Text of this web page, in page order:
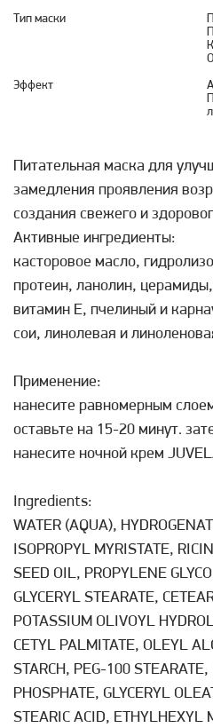
Тип маски
Эффект
Питательная маска для
замедления проявления
создания свежего и
Активные ингредиенты:
касторовое масло,
протеин, ланолин,
витамин Е, пчелиный и
сои, линолевая и
Применение:
нанесите равномерным
оставьте на 15-20 минут.
нанесите ночной крем
Ingredients:
WATER (AQUA),
ISOPROPYL MYRISTATE,
SEED OIL, PROPYLENE
GLYCERYL STEARATE,
POTASSIUM OLIVOYL
CETYL PALMITATE, OLEYL
STARCH, PEG-100
PHOSPHATE, GLYCERYL
STEARIC ACID, ETHYLHEXYL